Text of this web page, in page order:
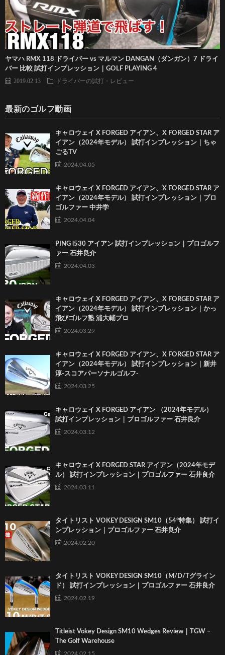
ヤマハ RMX 118 ドライバー vs マルマン DANGAN（ダンガン）7 ドライ
バー 比較 試打インプレッション｜GOLF PLAYING 4
2019.02.13 ドライバーの試打・レビュー
最新のゴルフ動画
キャロウェイ X FORGED アイアン、X FORGED STAR ア
イアン（2024年モデル） 試打インプレッション｜ちゃ
ごるTV
2024.04.05
キャロウェイ X FORGED アイアン、X FORGED STAR ア
イアン（2024年モデル） 試打インプレッション｜プロ
ゴルファー 中井学
2024.04.04
PING i530 アイアン 試打インプレッション｜プロゴルフ
ァー 石井良介
2024.04.03
キャロウェイ X FORGED アイアン、X FORGED STAR ア
イアン（2024年モデル） 試打インプレッション｜かっ
飛びゴルフ塾 浦大輔プロ
2024.03.29
キャロウェイ X FORGED アイアン、X FORGED STAR ア
イアン（2024年モデル） 試打インプレッション｜新井
淳-スコアパーソナルゴルフ-
2024.03.25
キャロウェイ X FORGED アイアン （2024年モデル）
試打インプレッション｜プロゴルファー 石井良介
2024.03.12
キャロウェイ X FORGED STAR アイアン（2024年モデ
ル） 試打インプレッション｜プロゴルファー 石井良介
2024.03.11
タイトリスト VOKEY DESIGN SM10（54°特集） 試打イ
ンプレッション｜プロゴルファー 石井良介
2024.02.20
タイトリスト VOKEY DESIGN SM10（M/D/Tグライン
ド） 試打インプレッション｜プロゴルファー 石井良介
2024.02.19
Titleist Vokey Design SM10 Wedges Review｜TGW –
The Golf Warehouse
2024.02.15